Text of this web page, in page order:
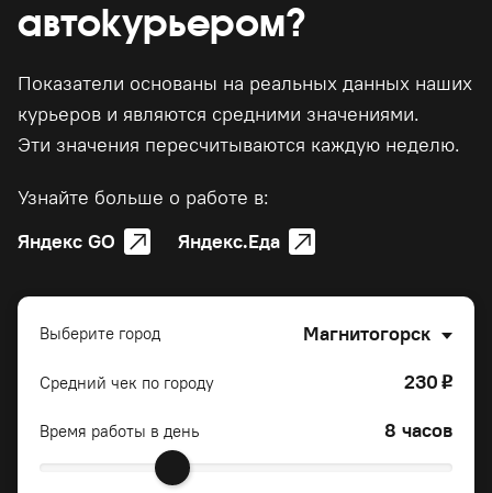
автокурьером?
Показатели основаны на реальных данных наших
курьеров и являются средними значениями.
Эти значения пересчитываются каждую неделю.
Узнайте больше о работе в:
Яндекс GO
Яндекс.Еда
Выберите город Магнитогорск
Средний чек по городу 230 o
Время работы в день 8 часов